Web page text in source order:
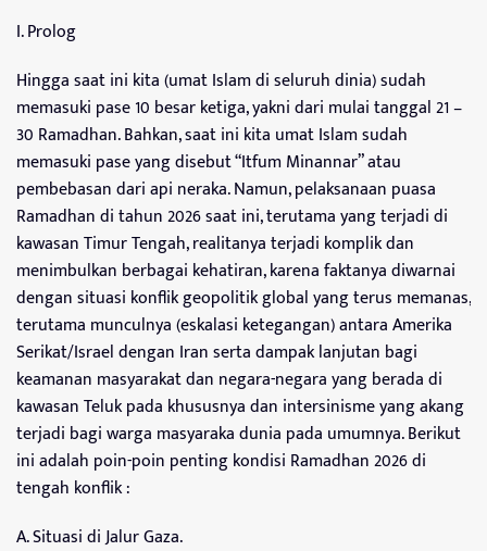
I. Prolog
Hingga saat ini kita (umat Islam di seluruh dinia) sudah
memasuki pase 10 besar ketiga, yakni dari mulai tanggal 21 –
30 Ramadhan. Bahkan, saat ini kita umat Islam sudah
memasuki pase yang disebut “Itfum Minannar” atau
pembebasan dari api neraka. Namun, pelaksanaan puasa
Ramadhan di tahun 2026 saat ini, terutama yang terjadi di
kawasan Timur Tengah, realitanya terjadi komplik dan
menimbulkan berbagai kehatiran, karena faktanya diwarnai
dengan situasi konflik geopolitik global yang terus memanas,
terutama munculnya (eskalasi ketegangan) antara Amerika
Serikat/Israel dengan Iran serta dampak lanjutan bagi
keamanan masyarakat dan negara-negara yang berada di
kawasan Teluk pada khususnya dan intersinisme yang akang
terjadi bagi warga masyaraka dunia pada umumnya. Berikut
ini adalah poin-poin penting kondisi Ramadhan 2026 di
tengah konflik :
A. Situasi di Jalur Gaza.